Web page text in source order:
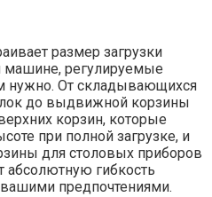
размер загрузки
машине, регулируемые
нужно. От складывающихся
до выдвижной корзины
корзин, которые
при полной загрузке, и
для столовых приборов
абсолютную гибкость
вашими предпочтениями.